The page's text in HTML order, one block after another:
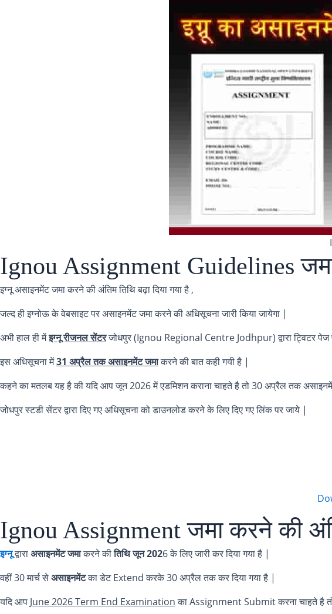
Ignou Assignment Guidelines
इग्नू असाइनमेंट जमा करने की अंतिम तिथि बढ़ा दिया गया है ,
जल्द ही इग्नोऊ के वेबसाइट पर असाइनमेंट जमा करने की अधिसूचना जारी किया जायेगा |
अभी हाल ही मेंइग्नू रीजनल सेंटरजोधपुर (Ignou Regional Centre Jodhpur) द्वारा ट्विटर
इस अधिसूचना में31 अप्रैल तक असाइनमेंट जमाकरने की बात कही गयी है |
कहने का मतलब यह है की यदि आप जून 2026 में एडमिशन कराना चाहते है तो 30 अप्रैल तक
जोधपुर स्टडी सेंटर द्वारा दिए गए अधिसूचना को डाउनलोड करने के लिए दिए गए लिंक पर जाये |
Ignou Assignment जमा करने की
इग्नूद्वाराअसाइनमेंट जमाकरने कीतिथि जून 2026 के लिए जारी कर दिया गया है |
वहीं 30 मार्च सेअसाइनमेंटका डेट Extend करके 30 अप्रैल तक कर दिया गया है |
यदि आप June 2026 Term End Examinationका Assignment Submit करना चाहते है